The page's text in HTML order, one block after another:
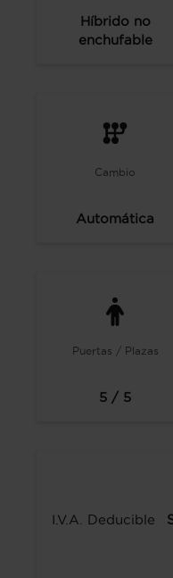
Híbrido no
enchufable
Cambio
Automática
Puertas / Plazas
5 / 5
I.V.A. Deducible